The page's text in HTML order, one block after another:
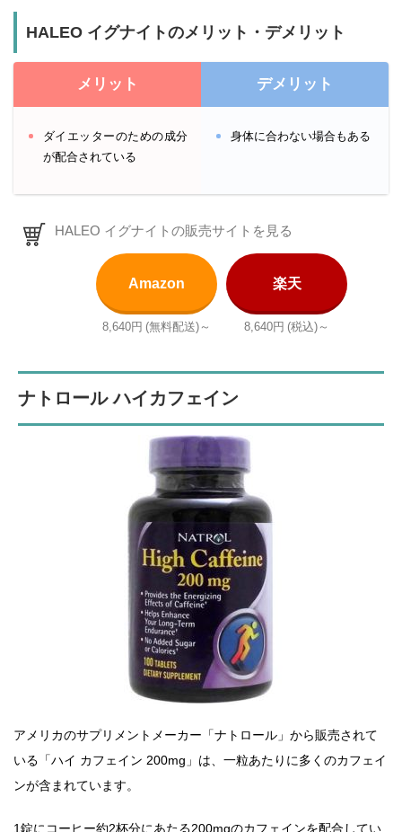
HALEO イグナイトのメリット・デメリット
メリット
ダイエッターのための成分
が配合されている
デメリット
身体に合わない場合もある
HALEO イグナイトの販売サイトを見る
Amazon
8,640円 (無料配送)～
楽天
8,640円 (税込)～
ナトロール ハイカフェイン
アメリカのサプリメントメーカー「ナトロール」から販売されて
いる「ハイ カフェイン 200mg」は、一粒あたりに多くのカフェイ
ンが含まれています。
1錠にコーヒー約2杯分にあたる200mgのカフェインを配合してい